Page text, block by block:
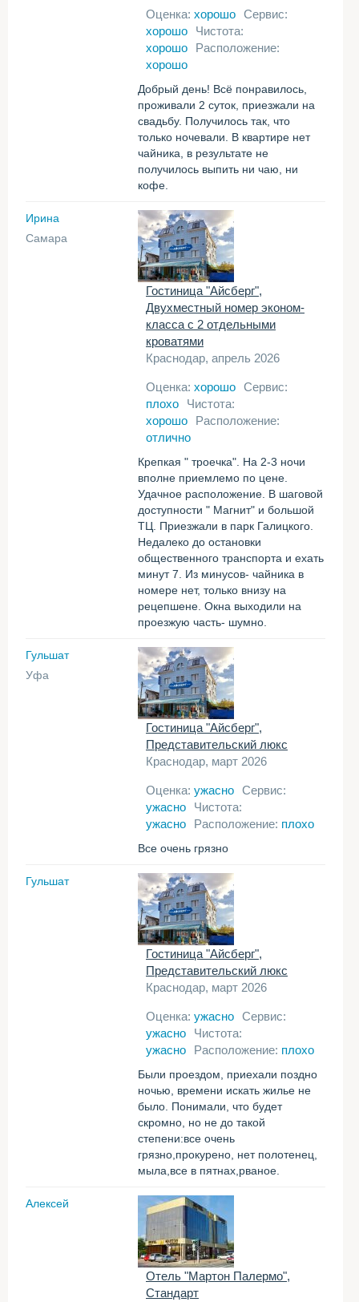
Оценка: хорошо Сервис:
хорошо
Чистота:
хорошо
Расположение:
хорошо
Добрый день! Всё понравилось,
проживали 2 суток, приезжали на
свадьбу. Получилось так, что
только ночевали. В квартире нет
чайника, в результате не
получилось выпить ни чаю, ни
кофе.
Ирина
Самара
Гостиница "Айсберг",
Двухместный номер эконом-
класса с 2 отдельными
кроватями
Краснодар, апрель 2026
Оценка: хорошо Сервис:
плохо
Чистота:
хорошо
Расположение:
отлично
Крепкая " троечка". На 2-3 ночи
вполне приемлемо по цене.
Удачное расположение. В шаговой
доступности " Магнит" и большой
ТЦ. Приезжали в парк Галицкого.
Недалеко до остановки
общественного транспорта и ехать
минут 7. Из минусов- чайника в
номере нет, только внизу на
рецепшене. Окна выходили на
проезжую часть- шумно.
Гульшат
Уфа
Гостиница "Айсберг",
Представительский люкс
Краснодар, март 2026
Оценка: ужасно Сервис:
ужасно
Чистота:
ужасно
Расположение: плохо
Все очень грязно
Гульшат
Гостиница "Айсберг",
Представительский люкс
Краснодар, март 2026
Оценка: ужасно Сервис:
ужасно
Чистота:
ужасно
Расположение: плохо
Были проездом, приехали поздно
ночью, времени искать жилье не
было. Понимали, что будет
скромно, но не до такой
степени:все очень
грязно,прокурено, нет полотенец,
мыла,все в пятнах,рваное.
Алексей
Отель "Мартон Палермо",
Стандарт